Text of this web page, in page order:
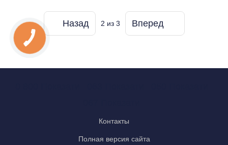
Назад 2 из 3 Вперед
Контакты
Полная версия сайта